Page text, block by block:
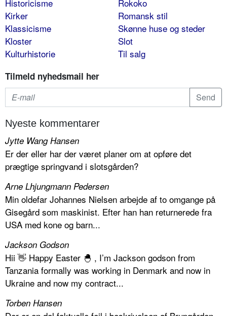
Historicisme
Kirker
Klassicisme
Kloster
Kulturhistorie
Rokoko
Romansk stil
Skønne huse og steder
Slot
Til salg
Tilmeld nyhedsmail her
Nyeste kommentarer
Jytte Wang Hansen
Er der eller har der været planer om at opføre det
prægtige springvand i slotsgården?
Arne Lhjungmann Pedersen
Min oldefar Johannes Nielsen arbejde af to omgange på
Gisegård som maskinist. Efter han han returnerede fra
USA med kone og barn...
Jackson Godson
Hii 👋 Happy Easter 🐣 , I’m Jackson godson from
Tanzania formally was working in Denmark and now in
Ukraine and now my contract...
Torben Hansen